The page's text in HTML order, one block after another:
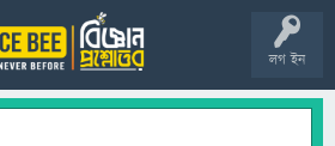
লগ ইন